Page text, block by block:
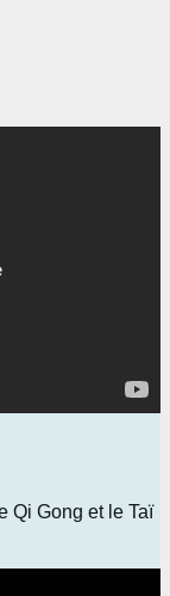
Qi Gong et le Taï